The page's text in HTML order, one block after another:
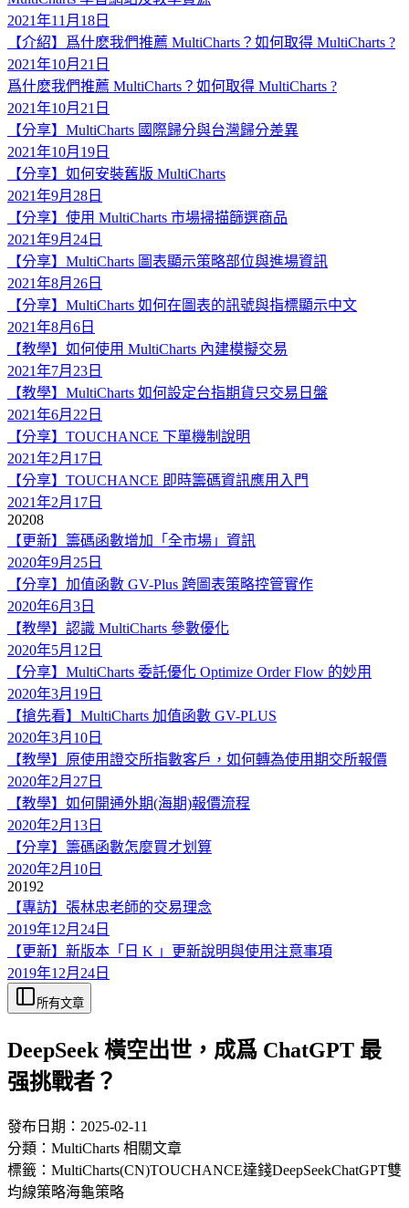
2021年11月18日
【介紹】爲什麽我們推薦 MultiCharts？如何取得 MultiCharts ?
2021年10月21日
爲什麽我們推薦 MultiCharts？如何取得 MultiCharts ?
2021年10月21日
【分享】MultiCharts 國際歸分與台灣歸分差異
2021年10月19日
【分享】如何安裝舊版 MultiCharts
2021年9月28日
【分享】使用 MultiCharts 市場掃描篩選商品
2021年9月24日
【分享】MultiCharts 圖表顯示策略部位與進場資訊
2021年8月26日
【分享】MultiCharts 如何在圖表的訊號與指標顯示中文
2021年8月6日
【教學】如何使用 MultiCharts 內建模擬交易
2021年7月23日
【教學】MultiCharts 如何設定台指期貨只交易日盤
2021年6月22日
【分享】TOUCHANCE 下單機制說明
2021年2月17日
【分享】TOUCHANCE 即時籌碼資訊應用入門
2021年2月17日
20208
【更新】籌碼函數增加「全市場」資訊
2020年9月25日
【分享】加值函數 GV-Plus 跨圖表策略控管實作
2020年6月3日
【教學】認識 MultiCharts 參數優化
2020年5月12日
【分享】MultiCharts 委託優化 Optimize Order Flow 的妙用
2020年3月19日
【搶先看】MultiCharts 加值函數 GV-PLUS
2020年3月10日
【教學】原使用證交所指數客戶，如何轉為使用期交所報價
2020年2月27日
【教學】如何開通外期(海期)報價流程
2020年2月13日
【分享】籌碼函數怎麼買才划算
2020年2月10日
20192
【專訪】張林忠老師的交易理念
2019年12月24日
【更新】新版本「日 K 」更新說明與使用注意事項
2019年12月24日
所有文章
DeepSeek 橫空出世，成爲 ChatGPT 最
强挑戰者？
發布日期： 2025-02-11
分類： MultiCharts 相關文章
標籤： MultiCharts(CN)TOUCHANCE達錢DeepSeekChatGPT雙
均線策略海龜策略